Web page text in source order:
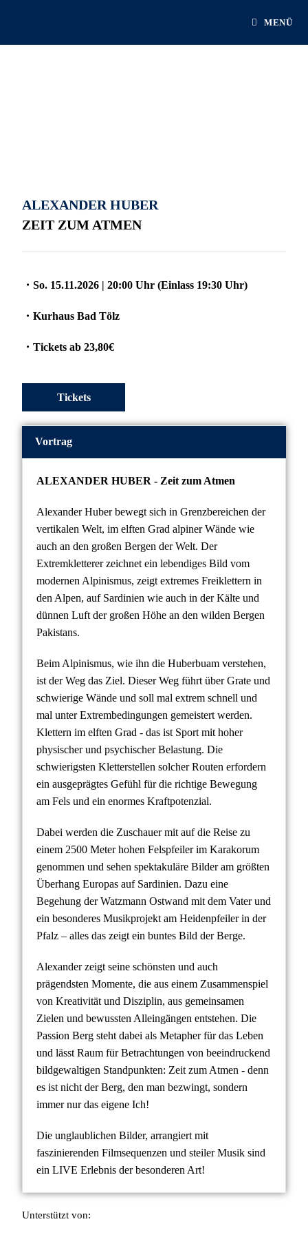
MENÜ
ALEXANDER HUBER
ZEIT ZUM ATMEN
・So. 15.11.2026 | 20:00 Uhr (Einlass 19:30 Uhr)
・Kurhaus Bad Tölz
・Tickets ab 23,80€
Tickets
Vortrag
ALEXANDER HUBER - Zeit zum Atmen
Alexander Huber bewegt sich in Grenzbereichen der
vertikalen Welt, im elften Grad alpiner Wände wie
auch an den großen Bergen der Welt. Der
Extremkletterer zeichnet ein lebendiges Bild vom
modernen Alpinismus, zeigt extremes Freiklettern in
den Alpen, auf Sardinien wie auch in der Kälte und
dünnen Luft der großen Höhe an den wilden Bergen
Pakistans.
Beim Alpinismus, wie ihn die Huberbuam verstehen,
ist der Weg das Ziel. Dieser Weg führt über Grate und
schwierige Wände und soll mal extrem schnell und
mal unter Extrembedingungen gemeistert werden.
Klettern im elften Grad - das ist Sport mit hoher
physischer und psychischer Belastung. Die
schwierigsten Kletterstellen solcher Routen erfordern
ein ausgeprägtes Gefühl für die richtige Bewegung
am Fels und ein enormes Kraftpotenzial.
Dabei werden die Zuschauer mit auf die Reise zu
einem 2500 Meter hohen Felspfeiler im Karakorum
genommen und sehen spektakuläre Bilder am größten
Überhang Europas auf Sardinien. Dazu eine
Begehung der Watzmann Ostwand mit dem Vater und
ein besonderes Musikprojekt am Heidenpfeiler in der
Pfalz – alles das zeigt ein buntes Bild der Berge.
Alexander zeigt seine schönsten und auch
prägendsten Momente, die aus einem Zusammenspiel
von Kreativität und Disziplin, aus gemeinsamen
Zielen und bewussten Alleingängen entstehen. Die
Passion Berg steht dabei als Metapher für das Leben
und lässt Raum für Betrachtungen von beeindruckend
bildgewaltigen Standpunkten: Zeit zum Atmen - denn
es ist nicht der Berg, den man bezwingt, sondern
immer nur das eigene Ich!
Die unglaublichen Bilder, arrangiert mit
faszinierenden Filmsequenzen und steiler Musik sind
ein LIVE Erlebnis der besonderen Art!
Unterstützt von: